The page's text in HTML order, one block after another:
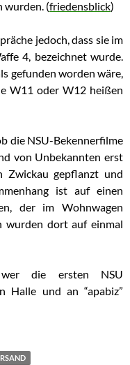
wurden. (friedensblick)
jedoch, dass sie im
4, bezeichnet wurde.
gefunden worden wäre,
W11 oder W12 heißen
die NSU-Bekennerfilme
von Unbekannten erst
Zwickau gepflanzt und
ist auf einen
der im Wohnwagen
wurden dort auf einmal
die ersten NSU
Halle und an “apabiz”